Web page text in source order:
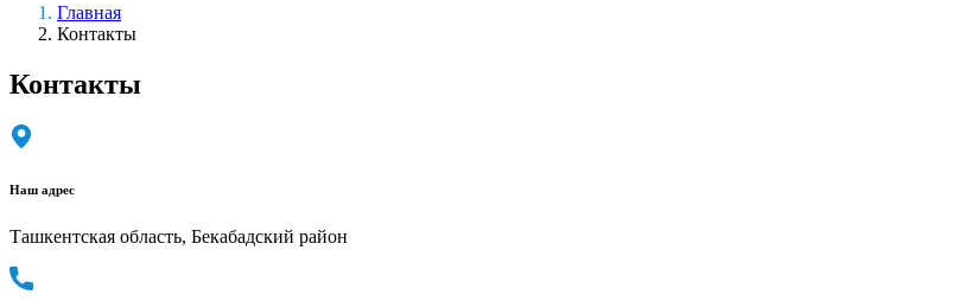
Главная
Контакты
Контакты
Наш адрес
Ташкентская область, Бекабадский район